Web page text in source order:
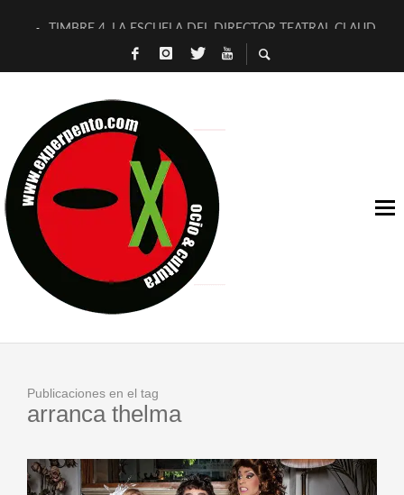
TIMBRE 4, LA ESCUELA DEL DIRECTOR TEATRAL CLAUDIO
30 AÑOS (NO ES NADA) DE LA KATARSIS DEL TOMATAZO
D’BALDOMEROS REINVENTAN [BITÁCORA 3.0] EN EXVITA
MARSHALL FLASH PRESENTA EN EXVITA [RELATIVA
JOFRE BARDAGÍ EN EXVITA INTERPRETANDO A SERRAT
YORCH PRESENTA [CURSO DE ARMONÍA PERSECUTORIA]
MAGALÍ SARE NOS EXPLICA [DESCASADA]
«NO TENGO PUTOS SUEÑOS»
Publicaciones en el tag
arranca thelma